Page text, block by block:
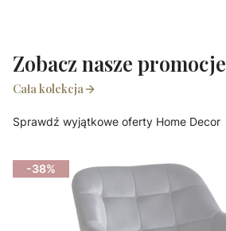
Zobacz nasze promocje
Cała kolekcja
Sprawdź wyjątkowe oferty Home Decor
-38%